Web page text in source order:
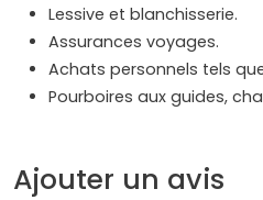
Lessive et blanchisserie.
Assurances voyages.
Achats personnels tels
Pourboires aux guides,
Ajouter un avis